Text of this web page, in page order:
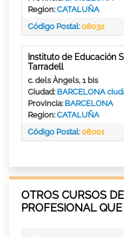
Region:CATALUÑA
Código Postal:08032
Instituto de Educación
Tarradell
c. dels Àngels, 1 bis
Ciudad: BARCELONA
Provincia: BARCELONA
Region:CATALUÑA
Código Postal:08001
OTROS CURSOS
PROFESIONAL